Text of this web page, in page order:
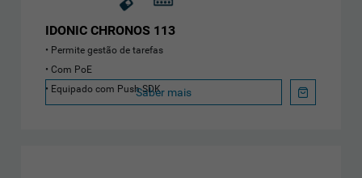
IDONIC CHRONOS 113
Permite gestão de tarefas
Com PoE
Equipado com Push SDKSaber mais